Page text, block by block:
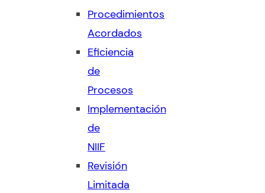
Procedimientos
Acordados
Eficiencia
de
Procesos
Implementación
de
NIIF
Revisión
Limitada